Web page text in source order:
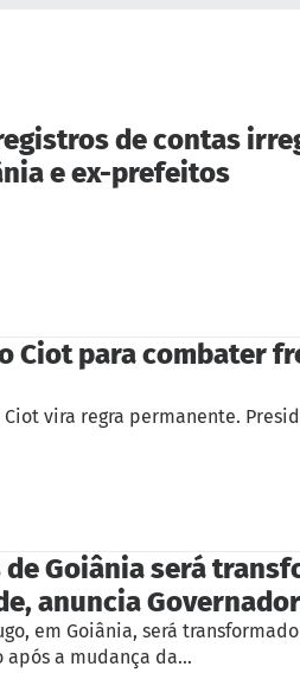
de contas
e ex-prefeitos
Ciot para combater
vira regra permanente.
Goiânia será
anuncia Governador
em Goiânia, será
após a mudança da…